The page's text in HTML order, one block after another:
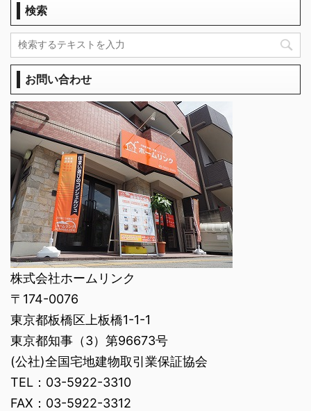
検索
お問い合わせ
株式会社ホームリンク
〒174-0076
東京都板橋区上板橋1-1-1
東京都知事（3）第96673号
(公社)全国宅地建物取引業保証協会
TEL：03-5922-3310
FAX：03-5922-3312